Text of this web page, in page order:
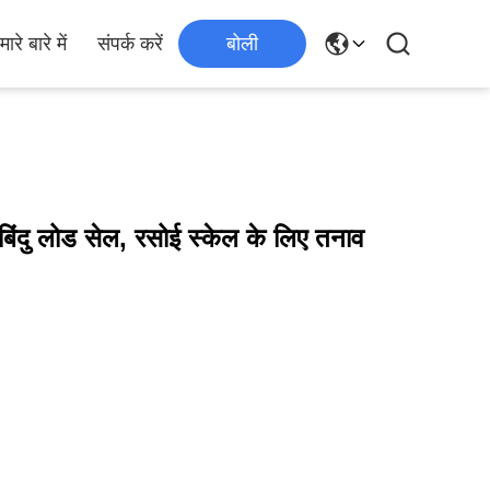
बारे में संपर्क करें बोली
लोड सेल, रसोई स्केल के लिए तनाव